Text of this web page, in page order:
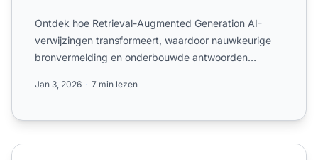
Ontdek hoe Retrieval-Augmented Generation AI-
verwijzingen transformeert, waardoor nauwkeurige
bronvermelding en onderbouwde antwoorden
Jan 3, 2026 7 min lezen
Retrieval-Augmented Generation (RAG)